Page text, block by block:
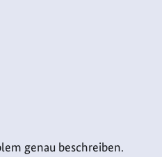
genau beschreiben.